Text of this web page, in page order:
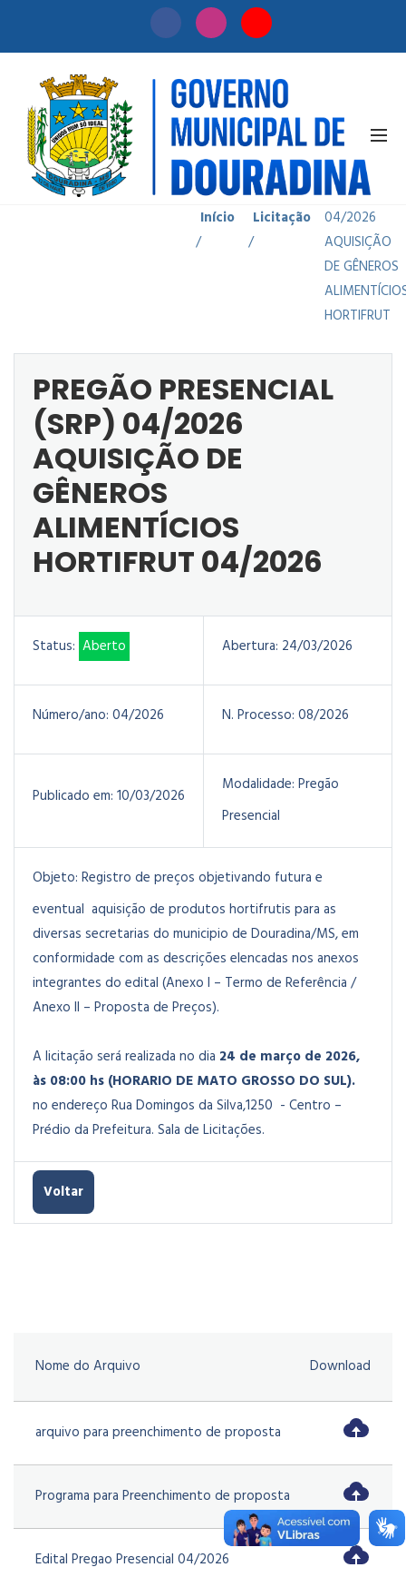
Início
/
Licitação
/
PREGÃO
PRESENCIAL
(SRP)
04/2026
AQUISIÇÃO
DE GÊNEROS
HORTIFRUT
PREGÃO PRESENCIAL
(SRP) 04/2026
AQUISIÇÃO DE
GÊNEROS
ALIMENTÍCIOS
HORTIFRUT 04/2026
Status: Aberto Abertura: 24/03/2026
Número/ano: 04/2026 N. Processo: 08/2026
Publicado em: 10/03/2026
Modalidade: Pregão
Presencial
Objeto: Registro de preços objetivando futura e
eventual aquisição de produtos hortifrutis para as
diversas secretarias do municipio de Douradina/MS, em
conformidade com as descrições elencadas nos anexos
integrantes do edital (Anexo I – Termo de Referência /
Anexo II – Proposta de Preços).
A licitação será realizada no dia 24 de março de 2026,
às 08:00 hs (HORARIO DE MATO GROSSO DO SUL).
no endereço Rua Domingos da Silva,1250 - Centro –
Prédio da Prefeitura. Sala de Licitações.
Voltar
Nome do Arquivo Download
arquivo para preenchimento de proposta
Programa para Preenchimento de proposta
Edital Pregao Presencial 04/2026